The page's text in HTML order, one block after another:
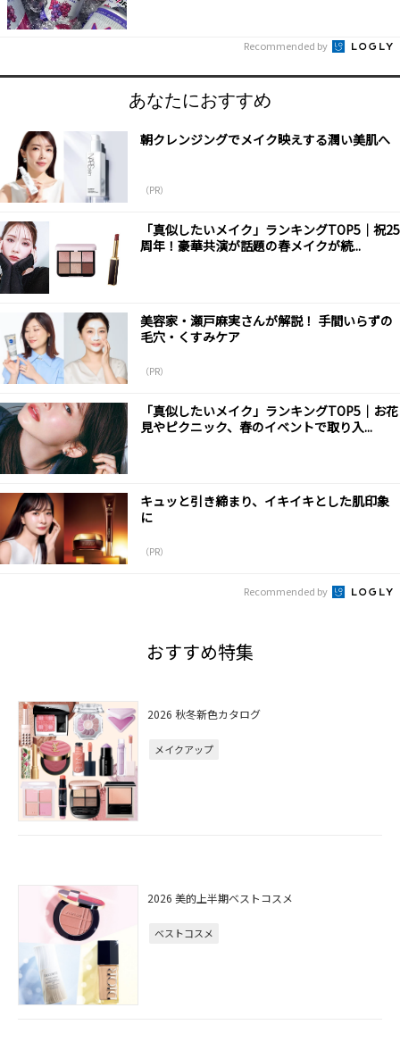
Recommended by
あなたにおすすめ
朝クレンジングでメイク映えする潤い美肌へ
（PR）
「真似したいメイク」ランキングTOP5｜祝25
周年！豪華共演が話題の春メイクが続...
美容家・瀬戸麻実さんが解説！ 手間いらずの
毛穴・くすみケア
（PR）
「真似したいメイク」ランキングTOP5｜お花
見やピクニック、春のイベントで取り入...
キュッと引き締まり、イキイキとした肌印象
に
（PR）
Recommended by
おすすめ特集
2026 秋冬新色カタログ
メイクアップ
2026 美的上半期ベストコスメ
ベストコスメ